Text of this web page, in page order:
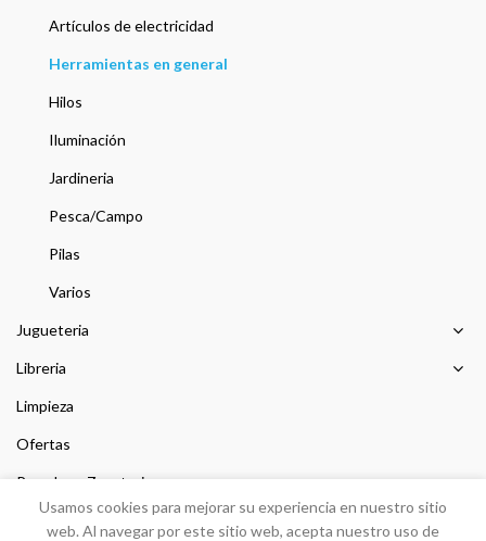
Artículos de electricidad
Herramientas en general
Hilos
Iluminación
Jardineria
Pesca/Campo
Pilas
Varios
Jugueteria
Libreria
Limpieza
Ofertas
Prendas y Zapateria
Usamos cookies para mejorar su experiencia en nuestro sitio
web. Al navegar por este sitio web, acepta nuestro uso de